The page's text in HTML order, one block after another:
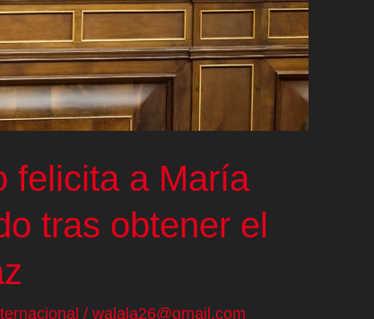
felicita a María
tras obtener el
/ walala26@gmail.com